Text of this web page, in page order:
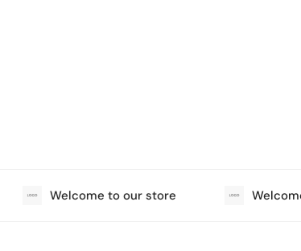
Welcome to our store